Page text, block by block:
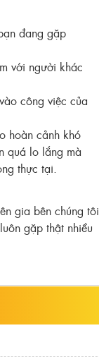
đang gặp
với người khác
công việc của
hoàn cảnh khó
quá lo lắng mà
thực tại.
gia bên chúng tôi
gặp thật nhiều